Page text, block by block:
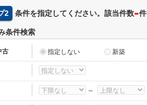
2 条件を指定してください。該当件数-件
条件検索
古 指定しない 新築
～